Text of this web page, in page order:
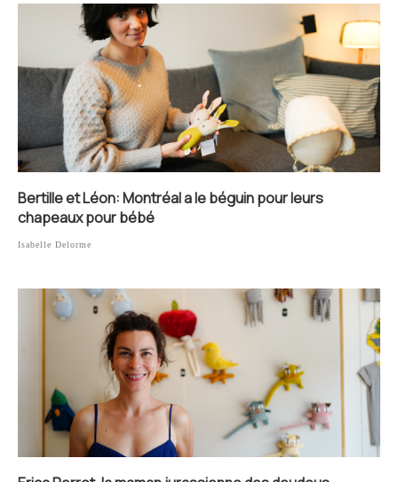
Bertille et Léon: Montréal a le béguin pour leurs
chapeaux pour bébé
Isabelle Delorme